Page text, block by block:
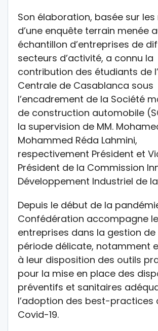
Son élaboration, basée sur
d’une enquête terrain menée
échantillon d’entreprises de
secteurs d’activité, a connu la
contribution des étudiants de
Centrale de Casablanca sous
l’encadrement de la Société
de construction automobile
la supervision de MM.
Mohammed Réda Lahmini,
respectivement Président et
Président de la Commission
Développement Industriel de la
Depuis le début de la
Confédération accompagne
entreprises dans la gestion
période délicate, notamment
à leur disposition des outils
pour la mise en place des
préventifs et sanitaires
l’adoption des best-practices
Covid-19.